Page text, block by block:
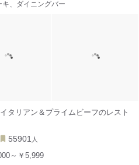
、ダイニングバー
タリアン＆プライムビーフのレスト
55901 人
～￥5,999